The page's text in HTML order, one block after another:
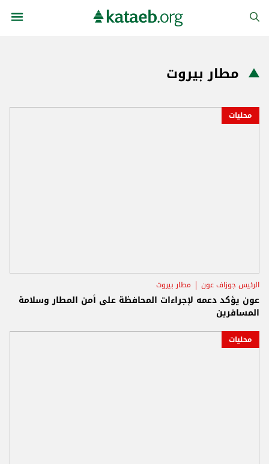
مطار بيروت
محليات
الرئيس جوزاف عون مطار بيروت
عون يؤكد دعمه لإجراءات المحافظة على أمن المطار وسلامة
المسافرين
محليات